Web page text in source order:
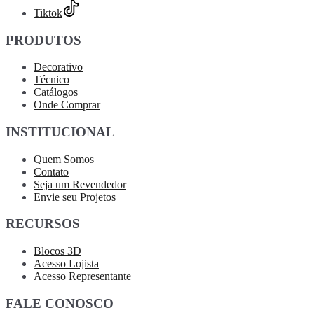
Tiktok
PRODUTOS
Decorativo
Técnico
Catálogos
Onde Comprar
INSTITUCIONAL
Quem Somos
Contato
Seja um Revendedor
Envie seu Projetos
RECURSOS
Blocos 3D
Acesso Lojista
Acesso Representante
FALE CONOSCO